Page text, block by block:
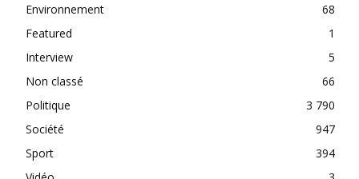
Environnement
68
Featured
1
Interview
5
Non classé
66
Politique
3 790
Société
947
Sport
394